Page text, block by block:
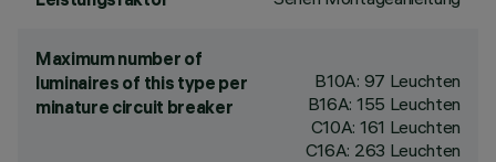
Maximum number of
luminaires of this type per
minature circuit breaker
B10A: 97 Leuchten
B16A: 155 Leuchten
C10A: 161 Leuchten
C16A: 263 Leuchten